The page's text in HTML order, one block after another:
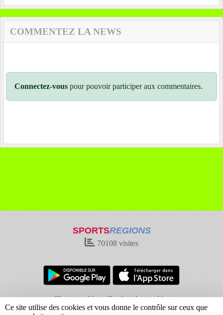
COMMENTEZ LA NEWS
Connectez-vous pour pouvoir participer aux commentaires.
SPORTSREGIONS
70108 visites
Charte cookies
Gestion des cookies
Informations légales
Signaler un contenu inapproprié
Ce site utilise des cookies et vous donne le contrôle sur ceux que